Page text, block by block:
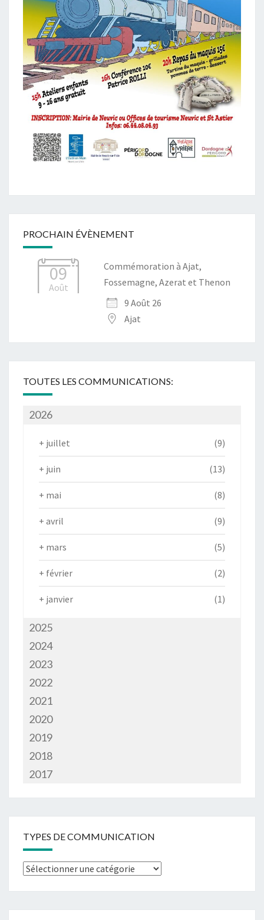
PROCHAIN ÉVÈNEMENT
09
Août
Commémoration à Ajat,
Fossemagne, Azerat et Thenon
9 Août 26
Ajat
TOUTES LES COMMUNICATIONS:
2026
+ juillet (9)
+ juin (13)
+ mai (8)
+ avril (9)
+ mars (5)
+ février (2)
+ janvier (1)
2025
2024
2023
2022
2021
2020
2019
2018
2017
TYPES DE COMMUNICATION
Types